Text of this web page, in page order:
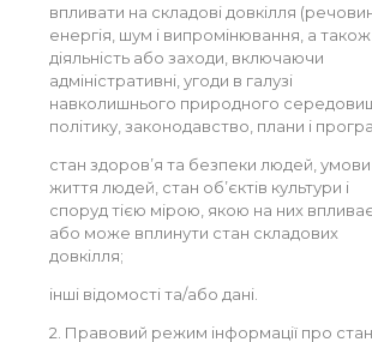
впливати на складові довкілля
енергія, шум і випромінювання, а також
діяльність або заходи, включаючи
адміністративні, угоди в галузі
навколишнього природного
політику, законодавство, плани і
стан здоров’я та безпеки людей, умови
життя людей, стан об’єктів культури і
споруд тією мірою, якою на них впливає
або може вплинути стан складових
довкілля;
інші відомості та/або дані.
2. Правовий режим інформації про стан